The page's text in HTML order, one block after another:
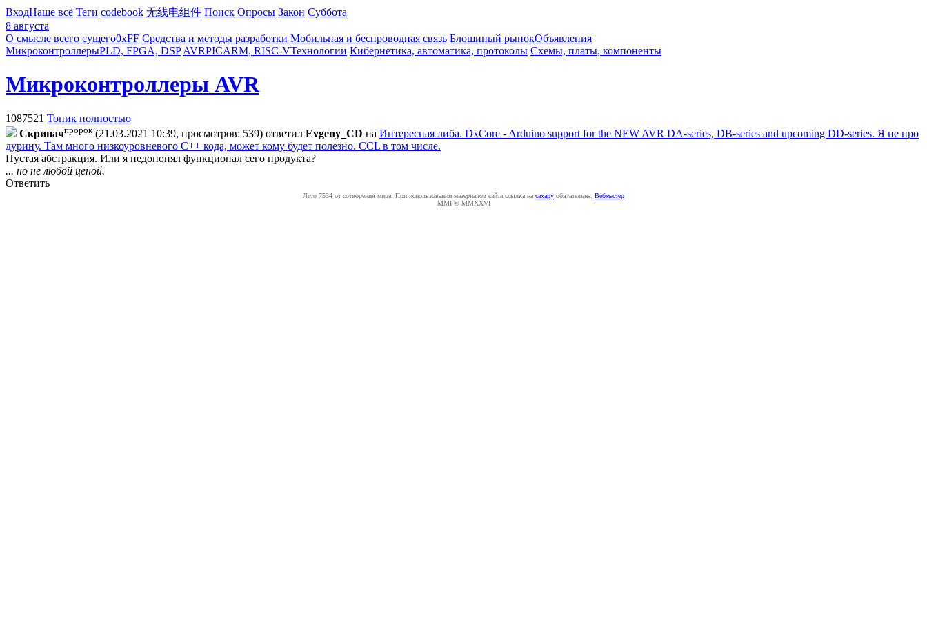
ВходНаше всё Теги codebook 无线电组件 Поиск Опросы Закон Суббота
8 августа
О смысле всего сущего0xFF Средства и методы разработки Мобильная и беспроводная связь Блошиный рынокОбъявления
МикроконтроллерыPLD, FPGA, DSP AVRPICARM, RISC-VТехнологии Кибернетика, автоматика, протоколы Схемы, платы, компоненты
Микроконтроллеры AVR
1087521 Топик полностью
Cкpипaчпророк (21.03.2021 10:39, просмотров: 539) ответил Evgeny_CD на Интересная либа. DxCore - Arduino support for the NEW AVR DA-series, DB-series and upcoming DD-series. Я не про
дурину. Там много низкоуровневого C++ кода, может кому будет полезно. CCL в том числе.
Пустая абстракция. Или я недопонял функционал сего продукта?
... но не любой ценой.
Ответить
Лето 7534 от сотворения мира. При использовании материалов сайта ссылка на caxapу обязательна. Вебмастер
MMI © MMXXVI